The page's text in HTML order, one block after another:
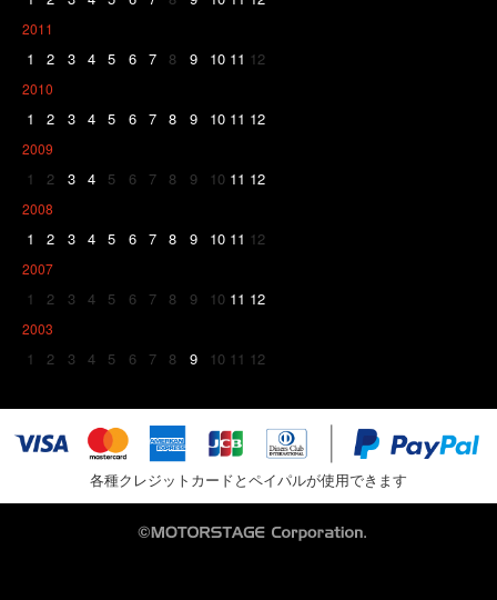
2011
1 2 3 4 5 6 7 8 9 10 11 12
2010
1 2 3 4 5 6 7 8 9 10 11 12
2009
1 2 3 4 5 6 7 8 9 10 11 12
2008
1 2 3 4 5 6 7 8 9 10 11 12
2007
1 2 3 4 5 6 7 8 9 10 11 12
2003
1 2 3 4 5 6 7 8 9 10 11 12
各種クレジットカードとペイパルが使用できます